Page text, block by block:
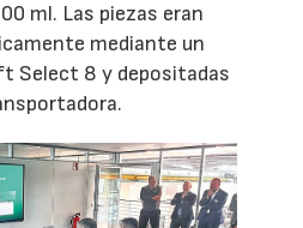
ml. Las piezas eran
mediante un
Select 8 y depositadas